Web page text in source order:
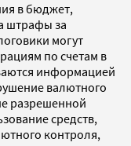
в бюджет,
штрафы за
могут
по счетам в
информацией
валютного
разрешенной
средств,
контроля,